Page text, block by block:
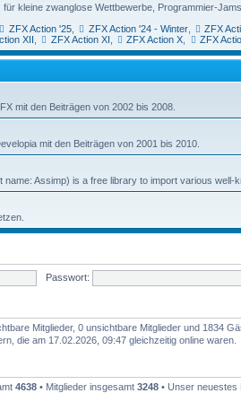
für kleine zwanglose Wettbewerbe, Programmier-
ZFX Action '25, ZFX Action '24 - Winter, ZFX
XII ZFX Action XI ZFX Action X ZFX
mit den Beiträgen von 2002 bis 2008.
mit den Beiträgen von 2001 bis 2010.
Assimp) is a free library to import various well-
Passwort:
Mitglieder, 0 unsichtbare Mitglieder und 1834
die am 17.02.2026, 09:47 gleichzeitig online waren.
4638 • Mitglieder insgesamt 3248 • Unser neuestes